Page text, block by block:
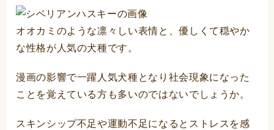
オオカミのような凛々しい表情と、優しくて穏やか
な性格が人気の犬種です。
漫画の影響で一躍人気犬種となり社会現象になった
ことを覚えている方も多いのではないでしょうか。
スキンシップ不足や運動不足になるとストレスを感